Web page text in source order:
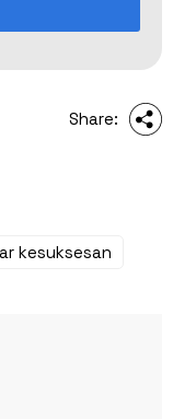
Share:
kesuksesan